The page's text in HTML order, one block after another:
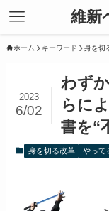
維新
ホーム キーワード 身を切
わず
らに
書を“
2023
6/02
身を切る改革 やって